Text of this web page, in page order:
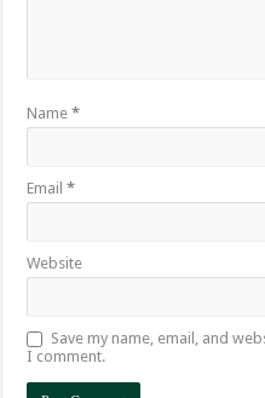
Name*
Email*
Website
Save my name, email, and
I comment.